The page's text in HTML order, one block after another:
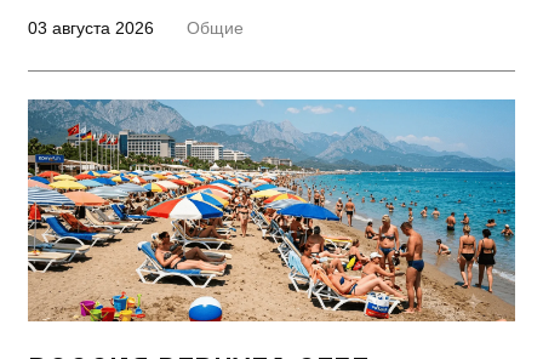
03 августа 2026 Общие